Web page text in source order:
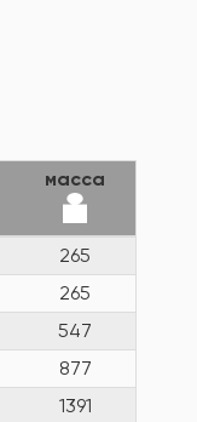
масса
265
265
547
877
1391